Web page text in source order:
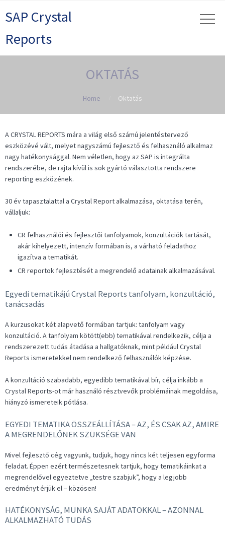
SAP Crystal
Reports
OKTATÁS
Home Oktatás
A CRYSTAL REPORTS mára a világ első számú jelentéstervező
eszközévé vált, melyet nagyszámú fejlesztő és felhasználó alkalmaz
nagy hatékonysággal. Nem véletlen, hogy az SAP is integrálta
rendszerébe, de rajta kívül is sok gyártó választotta rendszere
reporting eszközének.
30 év tapasztalattal a Crystal Report alkalmazása, oktatása terén,
vállaljuk:
CR felhasználói és fejlesztői tanfolyamok, konzultációk tartását,
akár kihelyezett, intenzív formában is, a várható feladathoz
igazítva a tematikát.
CR reportok fejlesztését a megrendelő adatainak alkalmazásával.
Egyedi tematikájú Crystal Reports tanfolyam, konzultáció,
tanácsadás
A kurzusokat két alapvető formában tartjuk: tanfolyam vagy
konzultáció. A tanfolyam kötött(ebb) tematikával rendelkezik, célja a
rendszerezett tudás átadása a hallgatóknak, mint például Crystal
Reports ismeretekkel nem rendelkező felhasználók képzése.
A konzultáció szabadabb, egyedibb tematikával bír, célja inkább a
Crystal Reports-ot már használó résztvevők problémáinak megoldása,
hiányzó ismereteik pótlása.
EGYEDI TEMATIKA ÖSSZEÁLLÍTÁSA – AZ, ÉS CSAK AZ, AMIRE
A MEGRENDELŐNEK SZÜKSÉGE VAN
Mivel fejlesztő cég vagyunk, tudjuk, hogy nincs két teljesen egyforma
feladat. Éppen ezért természetesnek tartjuk, hogy tematikáinkat a
megrendelővel egyeztetve „testre szabjuk”, hogy a legjobb
eredményt érjük el – közösen!
HATÉKONYSÁG, MUNKA SAJÁT ADATOKKAL – AZONNAL
ALKALMAZHATÓ TUDÁS